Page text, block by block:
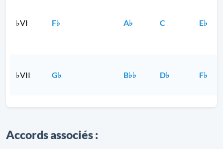
♭VI F♭ A♭ C E♭
♭VII G♭ B♭♭ D♭ F♭
Accords associés :